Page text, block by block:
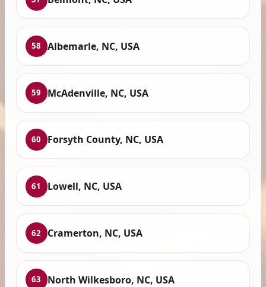
58 Albemarle, NC, USA
59 McAdenville, NC, USA
60 Forsyth County, NC, USA
61 Lowell, NC, USA
62 Cramerton, NC, USA
63 North Wilkesboro, NC, USA